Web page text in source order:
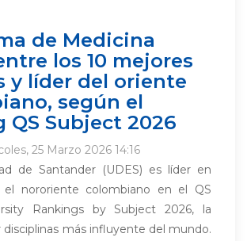
de Medicina
los 10 mejores
y líder del oriente
según el
QS Subject 2026
25 Marzo 2026 14:16
de Santander (UDES) es líder en
el nororiente colombiano en el QS
Rankings by Subject 2026, la
más influyente del mundo.